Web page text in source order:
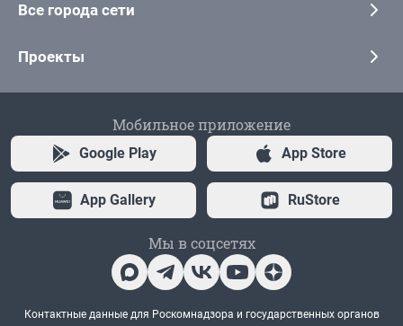
Все города сети
Проекты
Мобильное приложение
Google Play App Store
App Gallery RuStore
Мы в соцсетях
Контактные данные для Роскомнадзора и государственных органов